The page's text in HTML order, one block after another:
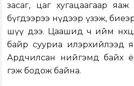
засаг, цаг хугацаагаар
бүгдээрээ нүдээр үзэж,
шүү дээ. Цаашид ч ийм
байр сууриа илэрхийлээд
Ардчилсан нийгэмд байх
гэж бодож байна.